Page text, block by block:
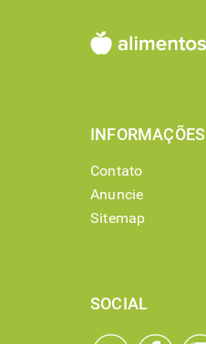
INFORMAÇÕES
Contato
Anuncie
Sitemap
SOCIAL